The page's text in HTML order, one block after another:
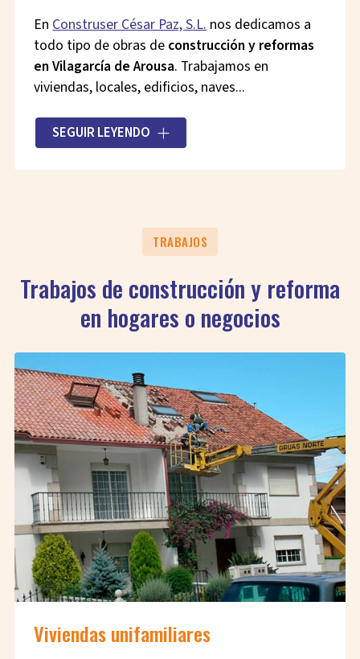
EnConstruser César Paz, S.L.nos dedicamos a
todo tipo de obras de construcción y reformas
en Vilagarcía de Arousa. Trabajamos en
viviendas, locales, edificios, naves...
Nuestra extensa trayectoria profesional nos ha
servido para ganarnos la confianza de nuestros
SEGUIR LEYENDO
TRABAJOS
Trabajos de construcción y reforma
en hogares o negocios
Viviendas unifamiliares